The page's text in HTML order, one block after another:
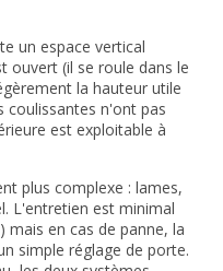
un espace vertical
ouvert (il se roule dans le
la hauteur utile
coulissantes n'ont pas
est exploitable à
plus complexe : lames,
L'entretien est minimal
en cas de panne, la
simple réglage de porte.